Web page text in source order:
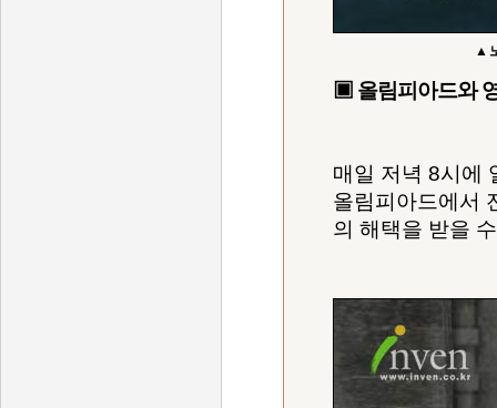
▲
▣ 올림피아드와
매일 저녁 8시에
올림피아드에서
의 해택을 받을